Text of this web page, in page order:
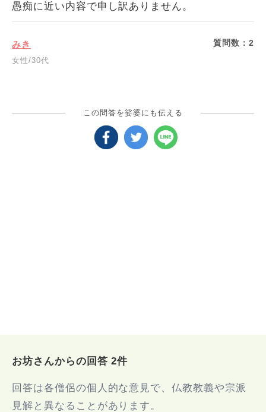
愚痴に近い内容で申し訳ありません。
みき
女性/30代
質問数：2
この問答を娑婆にも伝える
お坊さんからの回答 2件
回答は各僧侶の個人的な意見で、仏教教義や宗派
見解と異なることがあります。